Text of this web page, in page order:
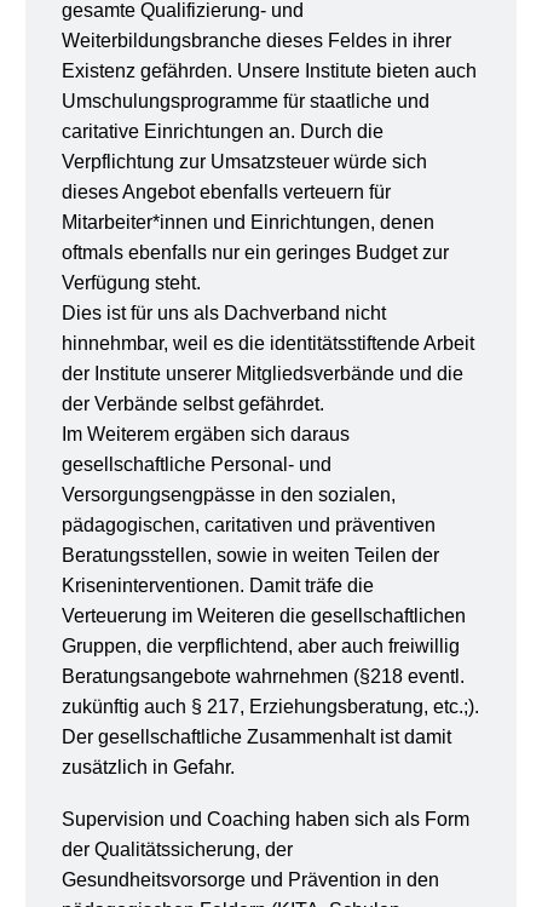
gesamte Qualifizierung- und
Weiterbildungsbranche dieses Feldes in ihrer
Existenz gefährden. Unsere Institute bieten auch
Umschulungsprogramme für staatliche und
caritative Einrichtungen an. Durch die
Verpflichtung zur Umsatzsteuer würde sich
dieses Angebot ebenfalls verteuern für
Mitarbeiter*innen und Einrichtungen, denen
oftmals ebenfalls nur ein geringes Budget zur
Verfügung steht.
Dies ist für uns als Dachverband nicht
hinnehmbar, weil es die identitätsstiftende Arbeit
der Institute unserer Mitgliedsverbände und die
der Verbände selbst gefährdet.
Im Weiterem ergäben sich daraus
gesellschaftliche Personal- und
Versorgungsengpässe in den sozialen,
pädagogischen, caritativen und präventiven
Beratungsstellen, sowie in weiten Teilen der
Kriseninterventionen. Damit träfe die
Verteuerung im Weiteren die gesellschaftlichen
Gruppen, die verpflichtend, aber auch freiwillig
Beratungsangebote wahrnehmen (§218 eventl.
zukünftig auch § 217, Erziehungsberatung, etc.;).
Der gesellschaftliche Zusammenhalt ist damit
zusätzlich in Gefahr.
Supervision und Coaching haben sich als Form
der Qualitätssicherung, der
Gesundheitsvorsorge und Prävention in den